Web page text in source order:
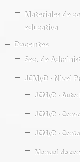
Materiales de
educativa
Docentes
Sec. de
JCMyD · Nivel
JCMyD ·
JCMyD ·
JCMyD ·
Manual de